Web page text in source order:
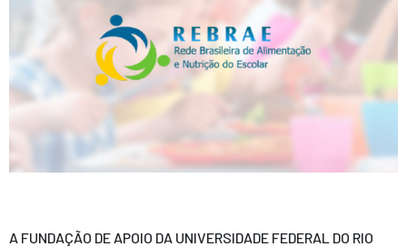
A FUNDAÇÃO DE APOIO DA UNIVERSIDADE FEDERAL DO RIO